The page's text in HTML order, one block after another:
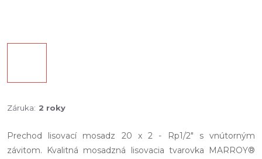
Záruka: 2 roky
Prechod lisovací mosadz 20 x 2 - Rp1/2" s vnútorným
závitom. Kvalitná mosadzná lisovacia tvarovka MARROY®